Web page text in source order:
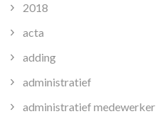
2018
acta
adding
administratief
administratief medewerker